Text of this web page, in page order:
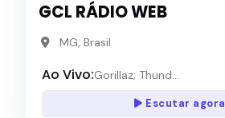
GCL RÁDIO WEB
MG, Brasil
Ao Vivo:Gorillaz; Thund...
Escutar agora